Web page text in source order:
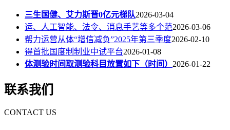
三生国健、艾力斯晋0亿元梯队2026-03-04
运、人工智能、法令、消息手艺等多个范2026-03-06
帮力运营从体“增信减负”2025年第三季度2026-02-10
得首批国度制制业中试平台2026-01-08
体测验时间取测验科目放置如下（时间） 2026-01-22
联系我们
CONTACT US